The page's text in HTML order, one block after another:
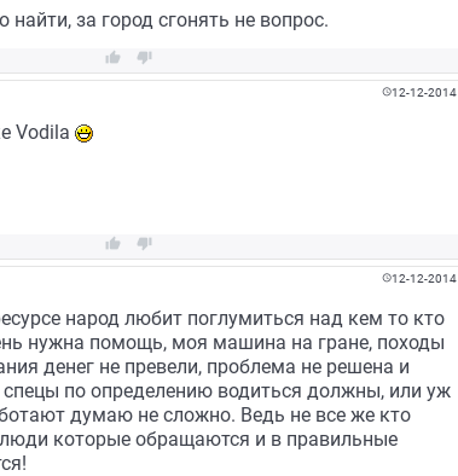
за город сгонять не вопрос.
 
12-12-2014
Vodila
 
12-12-2014
народ любит поглумиться над кем то кто
нужна помощь, моя машина на гране, походы
денег не превели, проблема не решена и
по определению водиться должны, или уж
думаю не сложно. Ведь не все же кто
которые обращаются и в правильные